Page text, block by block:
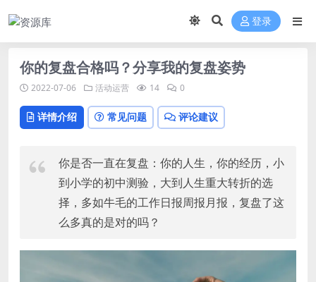
登录
你的复盘合格吗？分享我的复盘姿势
2022-07-06 活动运营 14 0
详情介绍 常见问题 评论建议
你是否一直在复盘：你的人生，你的经历，小
到小学的初中测验，大到人生重大转折的选
择，多如牛毛的工作日报周报月报，复盘了这
么多真的是对的吗？